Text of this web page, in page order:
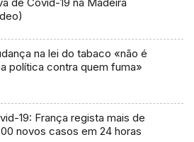
na lei do tabaco «não é
política contra quem fuma»
19: França regista mais de
novos casos em 24 horas